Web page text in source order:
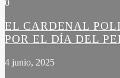
0
EL CARDENAL
POR EL DÍA DEL
4 junio, 2025